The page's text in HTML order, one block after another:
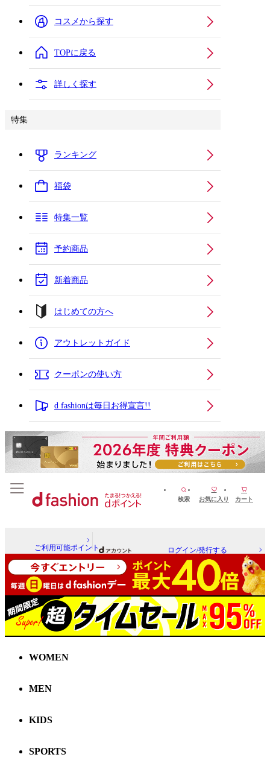
コスメから探す
TOPに戻る
詳しく探す
特集
ランキング
福袋
特集一覧
予約商品
新着商品
はじめての方へ
アウトレットガイド
クーポンの使い方
d fashionは毎日お得宣言!!
検索 お気に入り カート
ご利用可能ポイント ログイン/発行する
WOMEN
MEN
KIDS
SPORTS